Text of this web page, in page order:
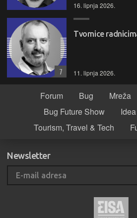
16. lipnja 2026.
Tvornice
11. lipnja 2026.
7
Forum Bug Mreža
Bug Future Show
Tourism, Travel & Tech
Newsletter